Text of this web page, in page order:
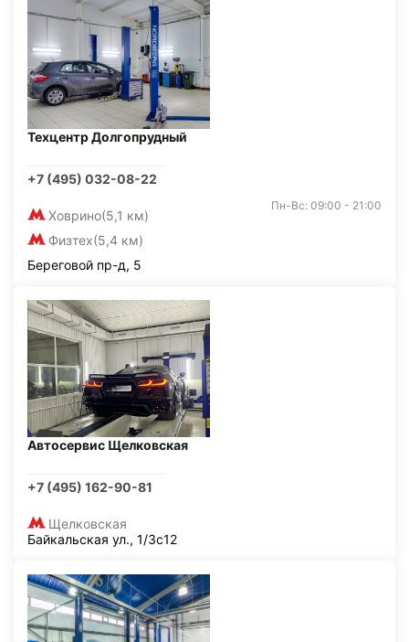
Техцентр Долгопрудный
+7 (495) 032-08-22
Ховрино(5,1 км)
Физтех(5,4 км)
Пн-Вс: 09:00 - 21:00
Береговой пр-д, 5
Автосервис Щелковская
+7 (495) 162-90-81
Щелковская
Байкальская ул., 1/3с12